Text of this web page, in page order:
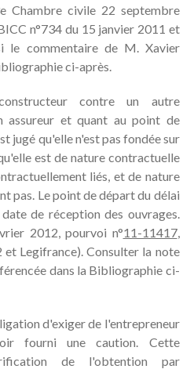
Chambre civile 22 septembre
n°734 du 15 janvier 2011 et
le commentaire de M. Xavier
ci-après.
contre un autre
assureur et quant au point de
jugé qu'elle n'est pas fondée sur
est de nature contractuelle
liés, et de nature
pas. Le point de départ du délai
de réception des ouvrages.
2012, pourvoi n°11-11417,
et Legifrance). Consulter la note
dans la Bibliographie ci-
d'exiger de l'entrepreneur
fourni une caution. Cette
de l'obtention par